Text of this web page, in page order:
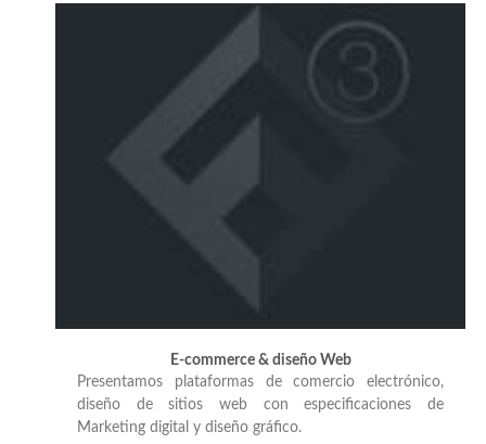
E-commerce & diseño Web
Presentamos plataformas de comercio electrónico,
diseño de sitios web con especificaciones de
Marketing digital y diseño gráfico.